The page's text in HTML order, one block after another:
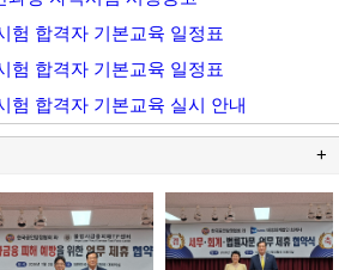
험 합격자 기본교육 일정표
험 합격자 기본교육 일정표
험 합격자 기본교육 실시 안내
+